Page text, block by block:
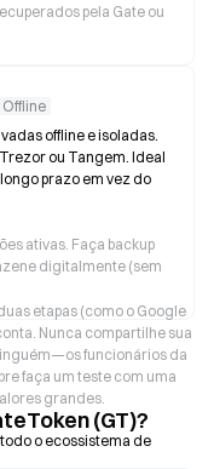
pela Gate ou
Offline
offline e isoladas.
ou Tangem. Ideal
prazo em vez do
ativas. Faça backup
digitalmente (sem
etapas (como o Google
Nunca compartilhe sua
funcionários da
faça um teste com uma
grandes.
(GT)?
o ecossistema de